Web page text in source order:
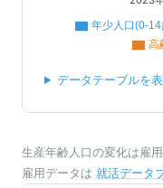
年少人口(0-14
高
データテーブルを
生産年齢人口の変化は雇
雇用データは 就活データ